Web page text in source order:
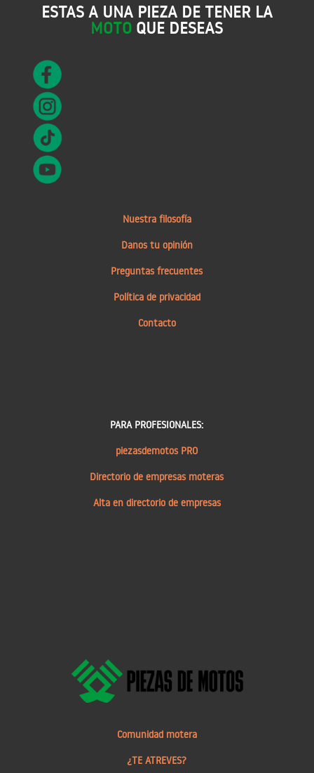
ESTAS A UNA PIEZA DE TENER LA
MOTO QUE DESEAS
Nuestra filosofía
Danos tu opinión
Preguntas frecuentes
Política de privacidad
Contacto
PARA PROFESIONALES:
piezasdemotos PRO
Directorio de empresas moteras
Alta en directorio de empresas
Comunidad motera
¿TE ATREVES?